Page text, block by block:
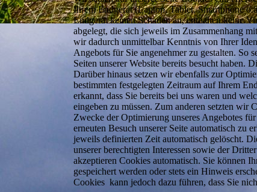
Ihrem Endgerät (Laptop, Tablet, Smartphone
Endgerät keinen Schaden an, enthalten keine
abgelegt, die sich jeweils im Zusammenhang
wir dadurch unmittelbar Kenntnis von Ihrer
Angebots für Sie angenehmer zu gestalten. So
Seiten unserer Website bereits besucht haben.
Darüber hinaus setzen wir ebenfalls zur
bestimmten festgelegten Zeitraum auf Ihrem
erkannt, dass Sie bereits bei uns waren und
eingeben zu müssen. Zum anderen setzten wir
Zwecke der Optimierung unseres Angebotes
erneuten Besuch unserer Seite automatisch zu
jeweils definierten Zeit automatisch gelöscht.
unserer berechtigten Interessen sowie der
akzeptieren Cookies automatisch. Sie können
gespeichert werden oder stets ein Hinweis
Cookies kann jedoch dazu führen, dass Sie